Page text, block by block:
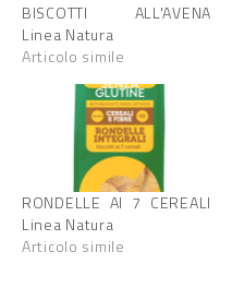
BISCOTTI ALL'AVENA
Linea Natura
Articolo simile
RONDELLE AI 7 CEREALI
Linea Natura
Articolo simile